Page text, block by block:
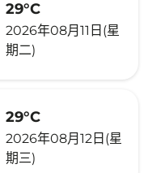
29°C
2026年08月11日(星
期二)
29°C
2026年08月12日(星
期三)